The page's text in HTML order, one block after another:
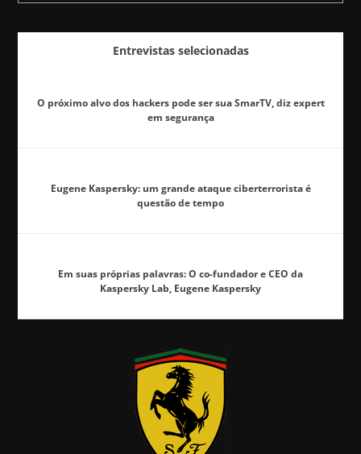
Entrevistas selecionadas
O próximo alvo dos hackers pode ser sua SmarTV, diz expert
em segurança
Eugene Kaspersky: um grande ataque ciberterrorista é
questão de tempo
Em suas próprias palavras: O co-fundador e CEO da
Kaspersky Lab, Eugene Kaspersky